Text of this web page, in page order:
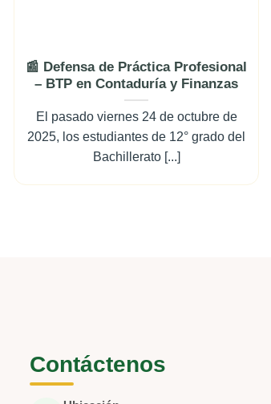
📰 Defensa de Práctica Profesional
– BTP en Contaduría y Finanzas
El pasado viernes 24 de octubre de
2025, los estudiantes de 12° grado del
Bachillerato [...]
Contáctenos